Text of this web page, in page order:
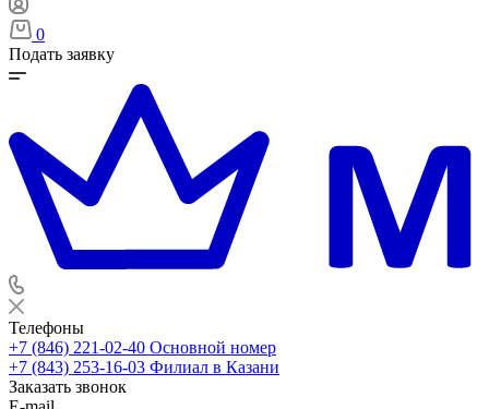
0
Подать заявку
Телефоны
+7 (846) 221-02-40 Основной номер
+7 (843) 253-16-03 Филиал в Казани
Заказать звонок